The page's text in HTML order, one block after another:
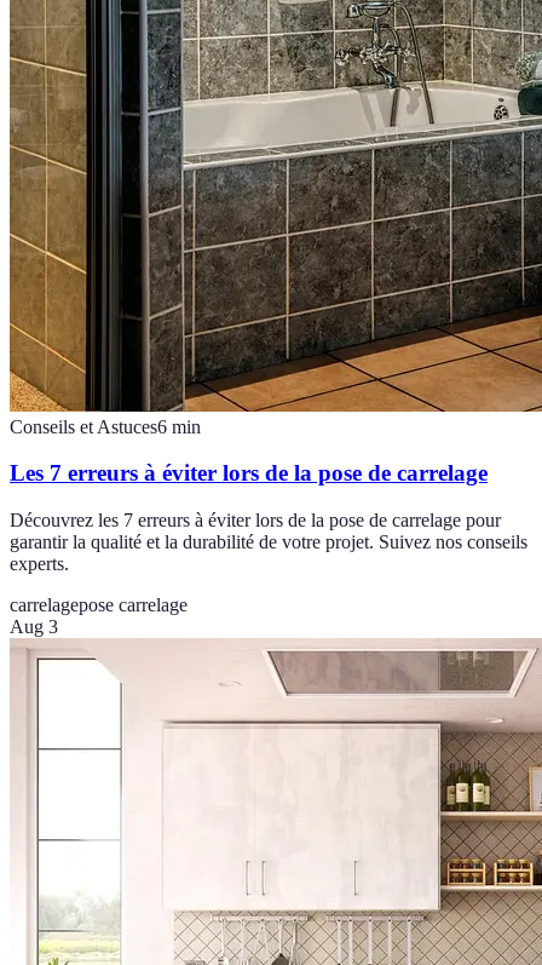
Conseils et Astuces6 min
Les 7 erreurs à éviter lors de la pose de carrelage
Découvrez les 7 erreurs à éviter lors de la pose de carrelage pour
garantir la qualité et la durabilité de votre projet. Suivez nos conseils
experts.
carrelagepose carrelage
Aug 3